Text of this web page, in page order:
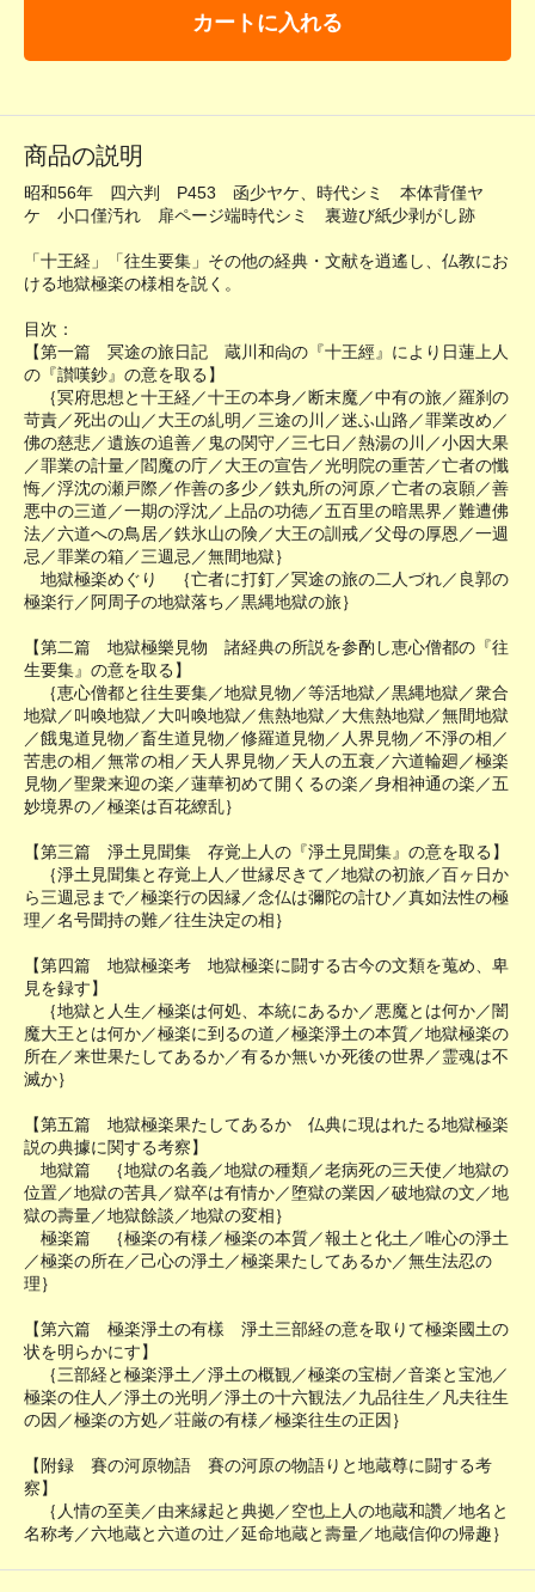
カートに入れる
商品の説明
昭和56年 四六判 P453 函少ヤケ、時代シミ 本体背僅ヤ
ケ 小口僅汚れ 扉ページ端時代シミ 裏遊び紙少剥がし跡
「十王経」「往生要集」その他の経典・文献を逍遙し、仏教にお
ける地獄極楽の様相を説く。
目次：
【第一篇 冥途の旅日記 蔵川和尙の『十王經』により日蓮上人
の『讃嘆鈔』の意を取る】
｛冥府思想と十王経／十王の本身／断末魔／中有の旅／羅刹の
苛責／死出の山／大王の糺明／三途の川／迷ふ山路／罪業改め／
佛の慈悲／遺族の追善／鬼の関守／三七日／熱湯の川／小因大果
／罪業の計量／閻魔の庁／大王の宣告／光明院の重苦／亡者の懺
悔／浮沈の瀬戸際／作善の多少／鉄丸所の河原／亡者の哀願／善
悪中の三道／一期の浮沈／上品の功徳／五百里の暗黒界／難遭佛
法／六道への鳥居／鉄氷山の険／大王の訓戒／父母の厚恩／一週
忌／罪業の箱／三週忌／無間地獄｝
地獄極楽めぐり ｛亡者に打釘／冥途の旅の二人づれ／良郭の
極楽行／阿周子の地獄落ち／黒縄地獄の旅｝
【第二篇 地獄極樂見物 諸経典の所説を参酌し恵心僧都の『往
生要集』の意を取る】
｛恵心僧都と往生要集／地獄見物／等活地獄／黒縄地獄／衆合
地獄／叫喚地獄／大叫喚地獄／焦熱地獄／大焦熱地獄／無間地獄
／餓鬼道見物／畜生道見物／修羅道見物／人界見物／不淨の相／
苦患の相／無常の相／天人界見物／天人の五衰／六道輪廻／極楽
見物／聖衆来迎の楽／蓮華初めて開くるの楽／身相神通の楽／五
妙境界の／極楽は百花繚乱｝
【第三篇 淨土見聞集 存覚上人の『淨土見聞集』の意を取る】
｛淨土見聞集と存覚上人／世縁尽きて／地獄の初旅／百ヶ日か
ら三週忌まで／極楽行の因縁／念仏は彌陀の計ひ／真如法性の極
理／名号聞持の難／往生決定の相｝
【第四篇 地獄極楽考 地獄極楽に闘する古今の文類を蒐め、卑
見を録す】
｛地獄と人生／極楽は何処、本統にあるか／悪魔とは何か／闇
魔大王とは何か／極楽に到るの道／極楽淨土の本質／地獄極楽の
所在／来世果たしてあるか／有るか無いか死後の世界／霊魂は不
滅か｝
【第五篇 地獄極楽果たしてあるか 仏典に現はれたる地獄極楽
説の典據に関する考察】
地獄篇 ｛地獄の名義／地獄の種類／老病死の三天使／地獄の
位置／地獄の苦具／獄卒は有情か／堕獄の業因／破地獄の文／地
獄の壽量／地獄餘談／地獄の変相｝
極楽篇 ｛極楽の有様／極楽の本質／報土と化土／唯心の淨土
／極楽の所在／己心の淨土／極楽果たしてあるか／無生法忍の
理｝
【第六篇 極楽淨土の有樣 淨土三部経の意を取りて極楽國土の
状を明らかにす】
｛三部経と極楽淨土／淨土の概観／極楽の宝樹／音楽と宝池／
極楽の住人／淨土の光明／淨土の十六観法／九品往生／凡夫往生
の因／極楽の方処／荘厳の有様／極楽往生の正因｝
【附録 賽の河原物語 賽の河原の物語りと地蔵尊に闘する考
察】
｛人情の至美／由来縁起と典拠／空也上人の地蔵和讚／地名と
名称考／六地蔵と六道の辻／延命地蔵と壽量／地蔵信仰の帰趣｝